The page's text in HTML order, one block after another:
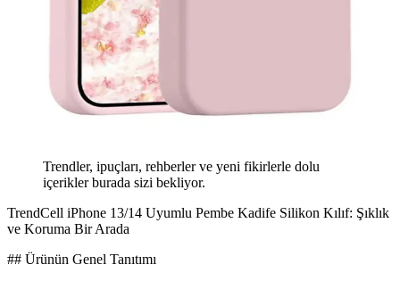
Trendler, ipuçları, rehberler ve yeni fikirlerle dolu
içerikler burada sizi bekliyor.
TrendCell iPhone 13/14 Uyumlu Pembe Kadife Silikon Kılıf: Şıklık
ve Koruma Bir Arada
## Ürünün Genel Tanıtımı